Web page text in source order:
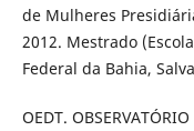
de Mulheres
2012. Mestrado
Federal da Bahia,
OEDT.